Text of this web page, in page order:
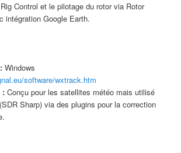
Control et le pilotage du rotor via Rotor
intégration Google Earth.
Windows
software/wxtrack.htm
: Conçu pour les satellites météo mais utilisé
Sharp) via des plugins pour la correction